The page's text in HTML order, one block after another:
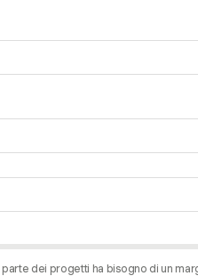
dei progetti ha bisogno di un